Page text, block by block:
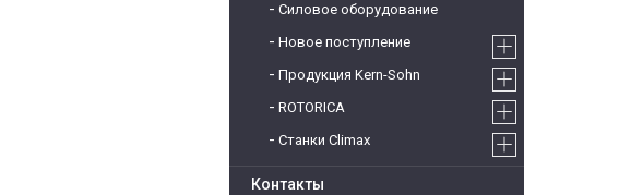
Силовое оборудование
Новое поступление
Продукция Kern-Sohn
ROTORICA
Станки Climax
Контакты